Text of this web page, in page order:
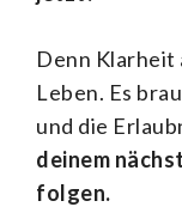
Denn Klarheit
Leben. Es
und die
deinem
folgen.